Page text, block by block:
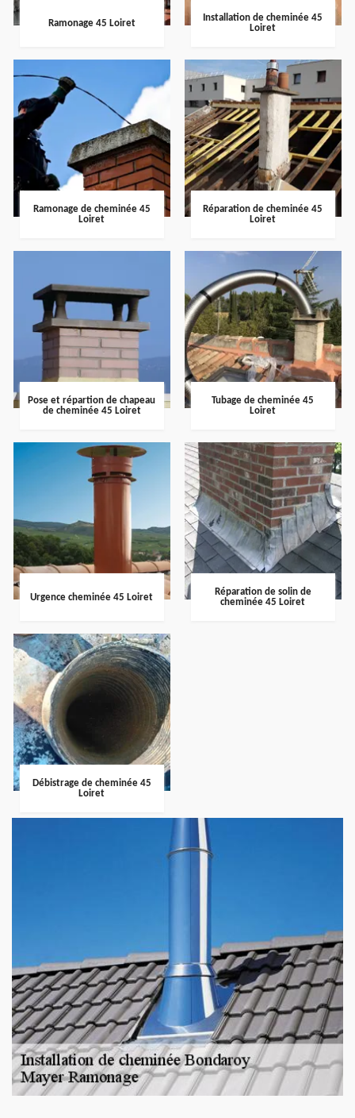
Ramonage 45 Loiret
Installation de cheminée 45
Loiret
Ramonage de cheminée 45
Loiret
Réparation de cheminée 45
Loiret
Pose et répartion de chapeau
de cheminée 45 Loiret
Tubage de cheminée 45
Loiret
Urgence cheminée 45 Loiret
Réparation de solin de
cheminée 45 Loiret
Débistrage de cheminée 45
Loiret